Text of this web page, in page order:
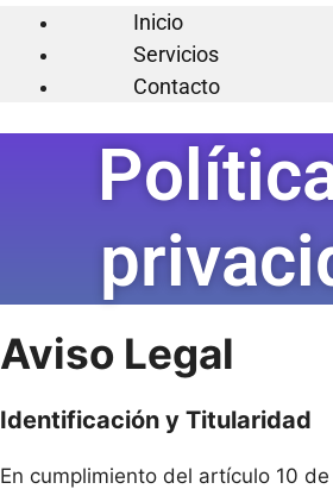
Inicio
Servicios
Contacto
Aviso Legal
Identificación y Titularidad
En cumplimiento del artículo 10